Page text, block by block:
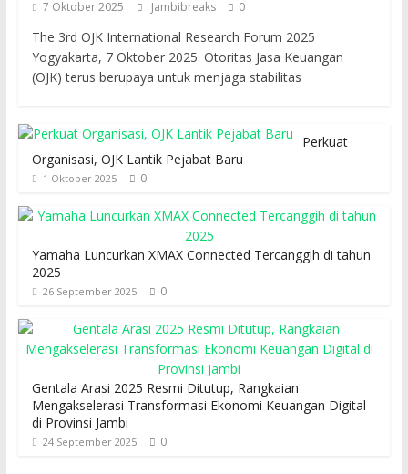
7 Oktober 2025 Jambibreaks 0
The 3rd OJK International Research Forum 2025
Yogyakarta, 7 Oktober 2025. Otoritas Jasa Keuangan
(OJK) terus berupaya untuk menjaga stabilitas
Perkuat
Organisasi, OJK Lantik Pejabat Baru
1 Oktober 2025 0
Yamaha Luncurkan XMAX Connected Tercanggih di tahun
2025
26 September 2025 0
Gentala Arasi 2025 Resmi Ditutup, Rangkaian
Mengakselerasi Transformasi Ekonomi Keuangan Digital
di Provinsi Jambi
24 September 2025 0